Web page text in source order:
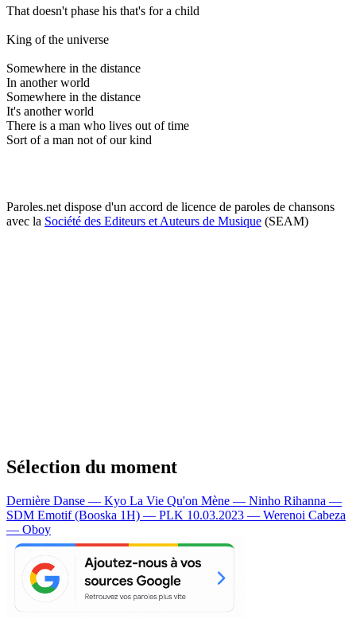
That doesn't phase his that's for a child
King of the universe
Somewhere in the distance
In another world
Somewhere in the distance
It's another world
There is a man who lives out of time
Sort of a man not of our kind
Paroles.net dispose d'un accord de licence de paroles de chansons
avec la Société des Editeurs et Auteurs de Musique (SEAM)
Sélection du moment
Dernière Danse — Kyo La Vie Qu'on Mène — Ninho Rihanna —
SDM Emotif (Booska 1H) — PLK 10.03.2023 — Werenoi Cabeza
— Oboy